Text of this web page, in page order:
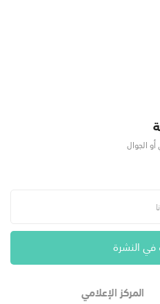
الجوال
في النشرة
المركز الإعلامي